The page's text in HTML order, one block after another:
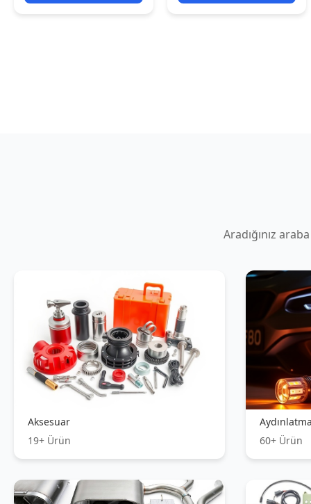
Egsoz Sistemleri
0+ Ürün
Elektrik
39+ Ürün